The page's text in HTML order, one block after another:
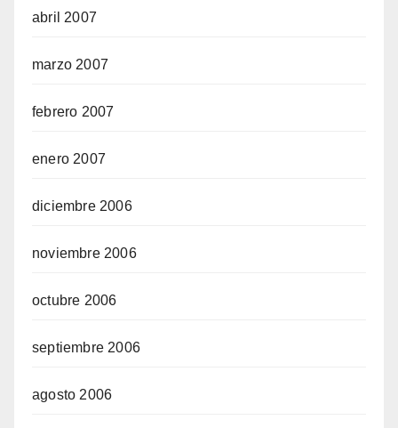
abril 2007
marzo 2007
febrero 2007
enero 2007
diciembre 2006
noviembre 2006
octubre 2006
septiembre 2006
agosto 2006